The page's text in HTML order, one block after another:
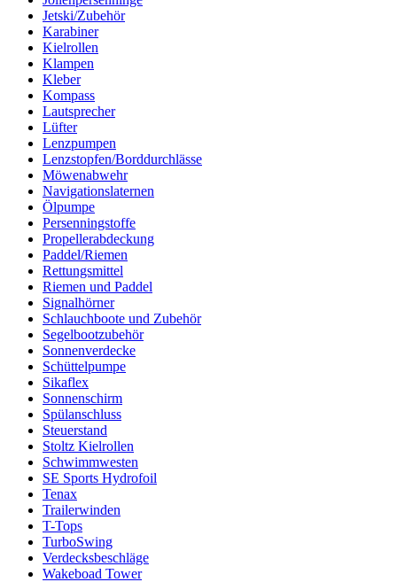
Jetski/Zubehör
Karabiner
Kielrollen
Klampen
Kleber
Kompass
Lautsprecher
Lüfter
Lenzpumpen
Lenzstopfen/Borddurchlässe
Möwenabwehr
Navigationslaternen
Ölpumpe
Persenningstoffe
Propellerabdeckung
Paddel/Riemen
Rettungsmittel
Riemen und Paddel
Signalhörner
Schlauchboote und Zubehör
Segelbootzubehör
Sonnenverdecke
Schüttelpumpe
Sikaflex
Sonnenschirm
Spülanschluss
Steuerstand
Stoltz Kielrollen
Schwimmwesten
SE Sports Hydrofoil
Tenax
Trailerwinden
T-Tops
TurboSwing
Verdecksbeschläge
Wakeboad Tower